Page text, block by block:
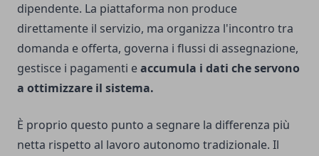
dipendente. La piattaforma non produce
direttamente il servizio, ma organizza l'incontro tra
domanda e offerta, governa i flussi di assegnazione,
gestisce i pagamenti eaccumula i dati che servono
a ottimizzare il sistema.
È proprio questo punto a segnare la differenza più
netta rispetto al lavoro autonomo tradizionale. Il